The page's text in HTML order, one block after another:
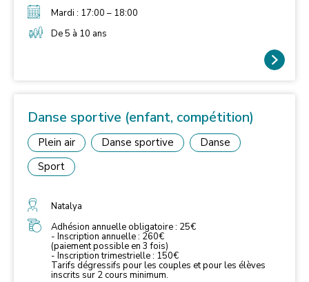
Mardi : 17:00 – 18:00
De 5 à 10 ans
Danse sportive (enfant, compétition)
Plein air Danse sportive
Danse
Sport
Natalya
Adhésion annuelle obligatoire : 25€
- Inscription annuelle : 260€
(paiement possible en 3 fois)
- Inscription trimestrielle : 150€
Tarifs dégressifs pour les couples et pour les élèves
inscrits sur 2 cours minimum.